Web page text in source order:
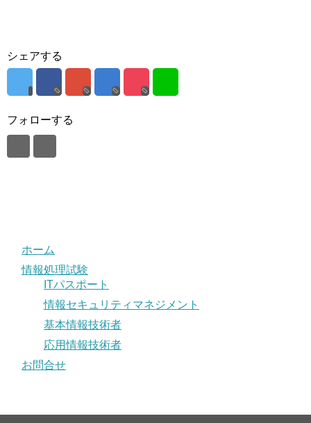
シェアする
フォローする
ホーム
情報処理試験
ITパスポート
情報セキュリティマネジメント
基本情報技術者
応用情報技術者
お問合せ